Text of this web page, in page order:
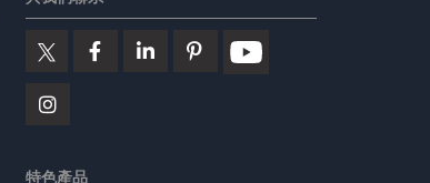
特色產品